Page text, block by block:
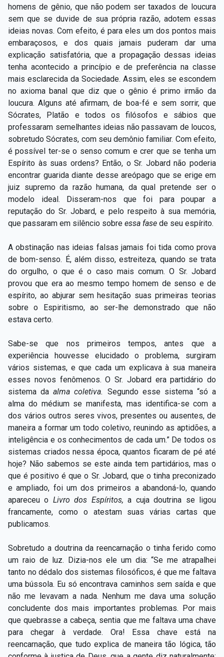
homens de gênio, que não podem ser taxados de loucura
sem que se duvide de sua própria razão, adotem essas
ideias novas. Com efeito, é para eles um dos pontos mais
embaraçosos, e dos quais jamais puderam dar uma
explicação satisfatória, que a propagação dessas ideias
tenha acontecido a princípio e de preferência na classe
mais esclarecida da Sociedade. Assim, eles se escondem
no axioma banal que diz que o gênio é primo irmão da
loucura. Alguns até afirmam, de boa-fé e sem sorrir, que
Sócrates, Platão e todos os filósofos e sábios que
professaram semelhantes ideias não passavam de loucos,
sobretudo Sócrates, com seu demônio familiar. Com efeito,
é possível ter-se o senso comum e crer que se tenha um
Espírito às suas ordens? Então, o Sr. Jobard não poderia
encontrar guarida diante desse areópago que se erige em
juiz supremo da razão humana, da qual pretende ser o
modelo ideal. Disseram-nos que foi para poupar a
reputação do Sr. Jobard, e pelo respeito à sua memória,
que passaram em silêncio sobre essa fase de seu espírito.
A obstinação nas ideias falsas jamais foi tida como prova
de bom-senso. É, além disso, estreiteza, quando se trata
do orgulho, o que é o caso mais comum. O Sr. Jobard
provou que era ao mesmo tempo homem de senso e de
espírito, ao abjurar sem hesitação suas primeiras teorias
sobre o Espiritismo, ao ser-lhe demonstrado que não
estava certo.
Sabe-se que nos primeiros tempos, antes que a
experiência houvesse elucidado o problema, surgiram
vários sistemas, e que cada um explicava à sua maneira
esses novos fenômenos. O Sr. Jobard era partidário do
sistema daalma coletiva. Segundo esse sistema “só a
alma do médium se manifesta, mas identifica-se com a
dos vários outros seres vivos, presentes ou ausentes, de
maneira a formar um todo coletivo, reunindo as aptidões, a
inteligência e os conhecimentos de cada um.” De todos os
sistemas criados nessa época, quantos ficaram de pé até
hoje? Não sabemos se este ainda tem partidários, mas o
que é positivo é que o Sr. Jobard, que o tinha preconizado
e ampliado, foi um dos primeiros a abandoná-lo, quando
apareceu o Livro dos Espíritos,a cuja doutrina se ligou
francamente, como o atestam suas várias cartas que
publicamos.
Sobretudo a doutrina da reencarnação o tinha ferido como
um raio de luz. Dizia-nos ele um dia: “Se me atrapalhei
tanto no dédalo dos sistemas filosóficos, é que me faltava
uma bússola. Eu só encontrava caminhos sem saída e que
não me levavam a nada. Nenhum me dava uma solução
concludente dos mais importantes problemas. Por mais
que quebrasse a cabeça, sentia que me faltava uma chave
para chegar à verdade. Ora! Essa chave está na
reencarnação, que tudo explica de maneira tão lógica, tão